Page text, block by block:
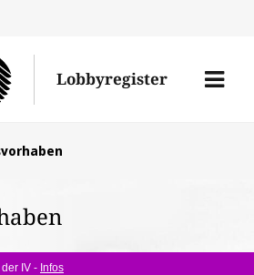
Lobbyregister
Menü
IV - Infos